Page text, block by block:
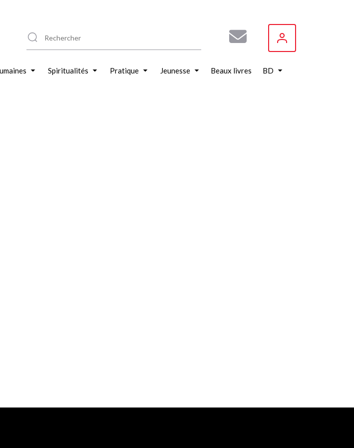
Spiritualités Pratique Jeunesse Beaux livres BD